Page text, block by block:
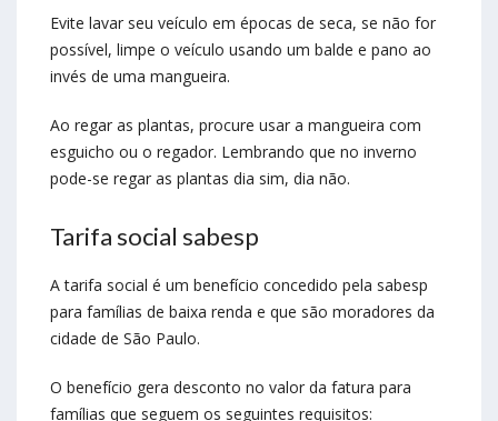
Evite lavar seu veículo em épocas de seca, se não for
possível, limpe o veículo usando um balde e pano ao
invés de uma mangueira.
Ao regar as plantas, procure usar a mangueira com
esguicho ou o regador. Lembrando que no inverno
pode-se regar as plantas dia sim, dia não.
Tarifa social sabesp
A tarifa social é um benefício concedido pela sabesp
para famílias de baixa renda e que são moradores da
cidade de São Paulo.
O benefício gera desconto no valor da fatura para
famílias que seguem os seguintes requisitos: